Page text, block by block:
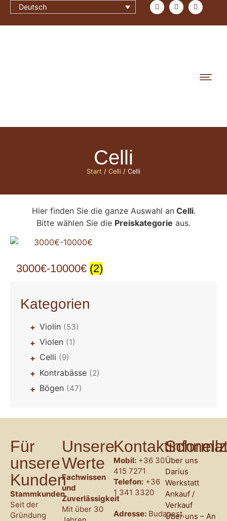
Deutsch
Celli
Start / Celli / Celli
Kategorien
+ Violin (53)
+ Violen (1)
+ Celli (9)
+ Kontrabässe (2)
+ Bögen (47)
Hier finden Sie die ganze Auswahl anCelli.
Bitte wählen Sie die Preiskategorie aus.
3000€-10000€ (2)
Für
unsere
Kunden
Stammkunden
Seit der
Gründung
Unsere
Werte
Fachwissen
und
Zuverlässigkeit
Mit über 30
Mobil: +36 30
415 7271
Telefon: +36
1 341 3320
Adresse: Budapest,
Über uns
Darius
Werkstatt
Ankauf /
Verkauf
Über uns – An